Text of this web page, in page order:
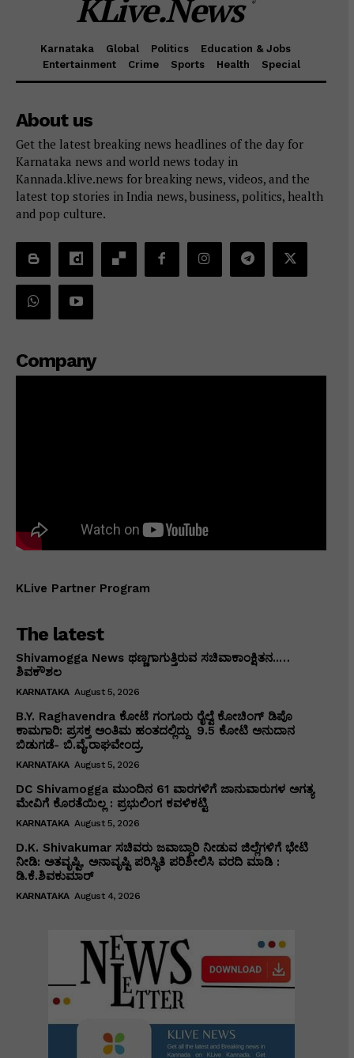
KLive.News
Karnataka Global Politics
Education & Jobs
Entertainment
Crime Sports Health Special
About us
Get the latest breaking news headlines of the day for
Karnataka news and world news today in
Kannada.klive.news for breaking news, videos, and the
latest top stories in India news, business, politics, health
and pop culture.
Company
KLive Partner Program
The latest
Shivamogga News ಥಣ್ಣಗಾಗುತ್ತಿರುವ ಸಚಿವಾಕಾಂಕ್ಷಿತನ..…
ಶಿವಕೌಶಲ
KARNATAKA August 5, 2026
B.Y. Raghavendra ಕೋಟೆ ಗಂಗೂರು ರೈಲ್ವೆ ಕೋಚಿಂಗ್ ಡಿಪೊ
ಕಾಮಗಾರಿ: ಪ್ರಸಕ್ತ ಅಂತಿಮ ಹಂತದಲ್ಲಿದ್ದು ₹ 9.5 ಕೋಟಿ ಅನುದಾನ
ಬಿಡುಗಡೆ- ಬಿ.ವೈ.ರಾಘವೇಂದ್ರ.
KARNATAKA August 5, 2026
DC Shivamogga ಮುಂದಿನ 61 ವಾರಗಳಿಗೆ ಜಾನುವಾರುಗಳ ಅಗತ್ಯ
ಮೇವಿಗೆ ಕೊರತೆಯಿಲ್ಲ : ಪ್ರಭುಲಿಂಗ ಕವಳಿಕಟ್ಟಿ
KARNATAKA August 5, 2026
D.K. Shivakumar ಸಚಿವರು ಜವಾಬ್ದಾರಿ ನೀಡುವ ಜಿಲ್ಲೆಗಳಿಗೆ ಭೇಟಿ
ನೀಡಿ: ಅತವೃಷ್ಟಿ, ಅನಾವೃಷ್ಟಿ ಪರಿಸ್ಥಿತಿ ಪರಿಶೀಲಿಸಿ ವರದಿ ಮಾಡಿ :
ಡಿ.ಕೆ.ಶಿವಕುಮಾರ್
KARNATAKA August 4, 2026